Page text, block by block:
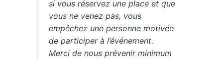
si vous réservez une place et que
vous ne venez pas, vous
empêchez une personne motivée
de participer à l’événement.
Merci de nous prévenir minimum